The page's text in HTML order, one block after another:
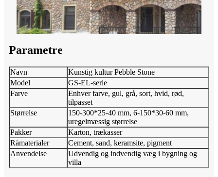
Parametre
Navn
Kunstig kultur Pebble Stone
Model
GS-EL-serie
Farve
Enhver farve, gul, grå, sort, hvid, rød,
tilpasset
Størrelse
150-300*25-40 mm, 6-150*30-60 mm,
uregelmæssig størrelse
Pakker
Karton, trækasser
Råmaterialer
Cement, sand, keramsite, pigment
Anvendelse
Udvendig og indvendig væg i bygning og
villa